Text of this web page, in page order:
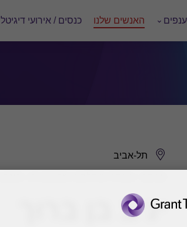
ענפים האנשים שלנו כנסים / אירועי דיגיטל
יניב בן ברוך
תל-אביב